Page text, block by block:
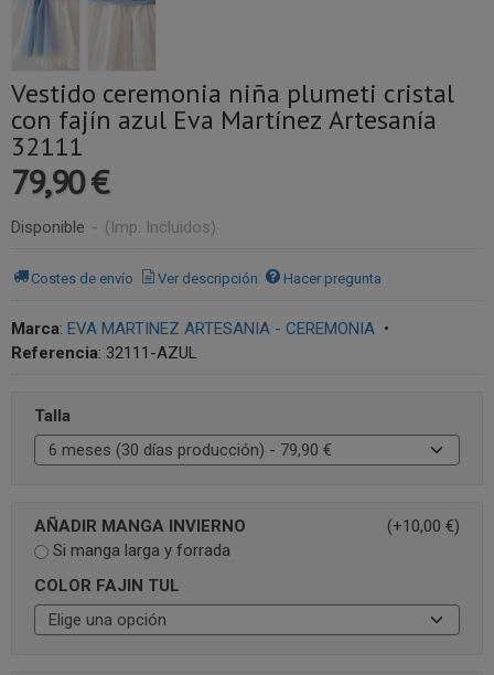
Vestido ceremonia niña plumeti cristal
con fajín azul Eva Martínez Artesanía
32111
79,90 €
Disponible - (Imp. Incluidos)
Costes de envío Ver descripción Hacer pregunta
Marca: EVA MARTINEZ ARTESANIA - CEREMONIA •
Referencia: 32111-AZUL
Talla
AÑADIR MANGA INVIERNO
(+10,00 €)
Si manga larga y forrada
COLOR FAJIN TUL